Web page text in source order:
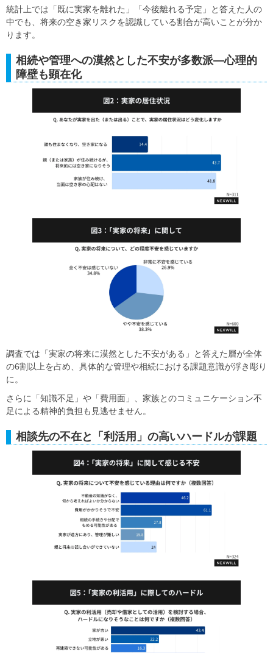
統計上では「既に実家を離れた」「今後離れる予定」と答えた人の
中でも、将来の空き家リスクを認識している割合が高いことが分か
ります。
相続や管理への漠然とした不安が多数派―心理的
障壁も顕在化
調査では「実家の将来に漠然とした不安がある」と答えた層が全体
の6割以上を占め、具体的な管理や相続における課題意識が浮き彫り
に。
さらに「知識不足」や「費用面」、家族とのコミュニケーション不
足による精神的負担も見逃せません。
相談先の不在と「利活用」の高いハードルが課題